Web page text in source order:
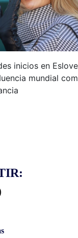
inicios en
mundial